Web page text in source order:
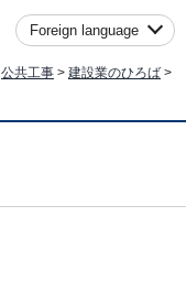
Foreign language
公共工事 > 建設業のひろば >